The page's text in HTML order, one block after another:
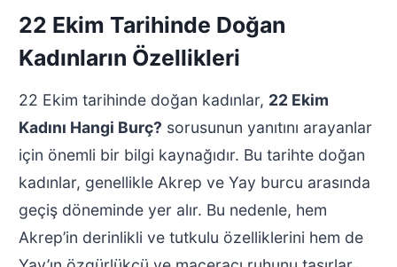
22 Ekim Tarihinde Doğan
Kadınların Özellikleri
22 Ekim tarihinde doğan kadınlar, 22 Ekim
Kadını Hangi Burç? sorusunun yanıtını arayanlar
için önemli bir bilgi kaynağıdır. Bu tarihte doğan
kadınlar, genellikle Akrep ve Yay burcu arasında
geçiş döneminde yer alır. Bu nedenle, hem
Akrep’in derinlikli ve tutkulu özelliklerini hem de